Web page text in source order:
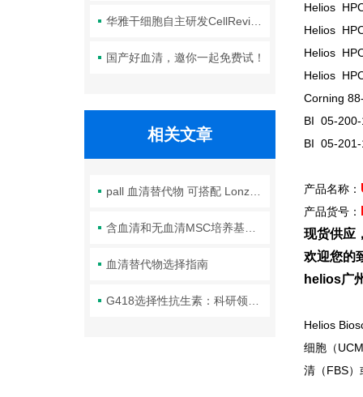
国产好血清，邀你一起免费试！
相关文章
血清替代物选择指南
Helios
Helios
Helios
Helios
Corning
BI 05-200-
BI 05-
产品名称：
产品货号：
现货供应
欢迎您
helios广
Helios
细胞（
清（FBS